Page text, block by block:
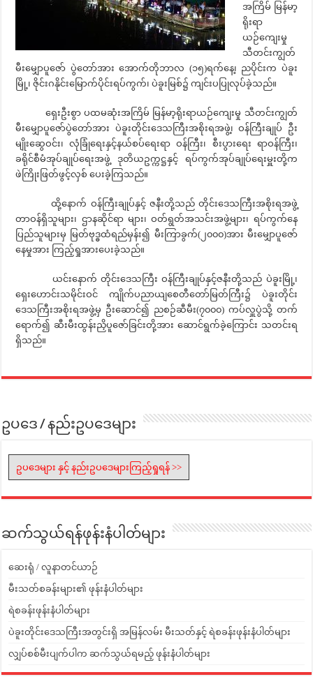
အကြိမ် မြန်မာ့
ရိုးရာ
ယဉ်ကျေးမှု
သီတင်းကျွတ်
မီးမျှောပူဇော် ပွဲတော်အား အောက်တိုဘာလ (၁၅)ရက်နေ့၊ ညပိုင်းက ပဲခူး
မြို့၊ ဇိုင်းဂနိုင်းမြောက်ပိုင်းရပ်ကွက်၊ ပဲခူးမြစ်၌ ကျင်းပပြုလုပ်ခဲ့သည်။
ရှေးဦးစွာ ပထမဆုံးအကြိမ် မြန်မာ့ရိုးရာယဉ်ကျေးမှု သီတင်းကျွတ်
မီးမျှောပူဇော်ပွဲတော်အား ပဲခူးတိုင်းဒေသကြီးအစိုးရအဖွဲ့၊ ဝန်ကြီးချုပ် ဦး
မျိုးဆွေဝင်း၊ လုံခြုံရေးနှင့်နယ်စပ်ရေးရာ ဝန်ကြီး၊ စီးပွားရေး ရာဝန်ကြီး၊
ခရိုင်စီမံအုပ်ချုပ်ရေးအဖွဲ့ ဒုတိယဥက္ကဋ္ဌနှင့် ရပ်ကွက်အုပ်ချုပ်ရေးမှူးတို့က
ဖဲကြိုးဖြတ်ဖွင့်လှစ် ပေးခဲ့ကြသည်။
ထို့နောက် ဝန်ကြီးချုပ်နှင့် ဇနီးတို့သည် တိုင်းဒေသကြီးအစိုးရအဖွဲ့
တာဝန်ရှိသူများ၊ ဌာနဆိုင်ရာ များ၊ ဝတ်ရွတ်အသင်းအဖွဲ့များ၊ ရပ်ကွက်နေ
ပြည်သူများမှ မြတ်ဗုဒ္ဓထံရည်မှန်း၍ မီးကြာခွက်(၂၀၀၀)အား မီးမျှောပူဇော်
နေမှုအား ကြည့်ရှုအားပေးခဲ့သည်။
ယင်းနောက် တိုင်းဒေသကြီး ဝန်ကြီးချုပ်နှင့်ဇနီးတို့သည် ပဲခူးမြို့၊
ရှေးဟောင်းသမိုင်းဝင် ကျိုက်ပညာယျစေတီတော်မြတ်ကြီး၌ ပဲခူးတိုင်း
ဒေသကြီးအစိုးရအဖွဲ့မှ ဦးဆောင်၍ ညစဉ်ဆီမီး(၇၀၀၀) ကပ်လှူပွဲသို့ တက်
ရောက်၍ ဆီးမီးထွန်းညှိပူဇော်ခြင်းတို့အား ဆောင်ရွက်ခဲ့ကြောင်း သတင်းရ
ရှိသည်။
ဥပဒေ / နည်းဥပဒေများ
ဥပဒေများ နှင့် နည်းဥပဒေများကြည့်ရှုရန် >>
ဆက်သွယ်ရန်ဖုန်းနံပါတ်များ
ဆေးရုံ / လူနာတင်ယာဉ်
မီးသတ်စခန်းများ၏ ဖုန်းနံပါတ်များ
ရဲစခန်းဖုန်းနံပါတ်များ
ပဲခူးတိုင်းဒေသကြီးအတွင်းရှိ အမြန်လမ်း မီးသတ်နှင့် ရဲစခန်းဖုန်းနံပါတ်များ
လျှပ်စစ်မီးပျက်ပါက ဆက်သွယ်ရမည့် ဖုန်းနံပါတ်များ